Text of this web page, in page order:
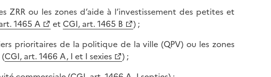
ZRR ou les zones d’aide à l’investissement des petites et
1465 A et CGI, art. 1465 B
) ;
prioritaires de la politique de la ville (QPV) ou les zones
CGI, art. 1466 A, I et I sexies
) ;